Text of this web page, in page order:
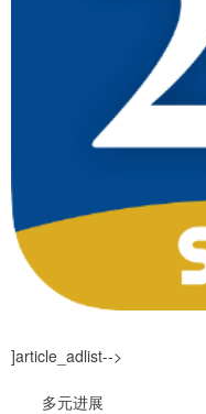
]article_adlist-->
多元进展